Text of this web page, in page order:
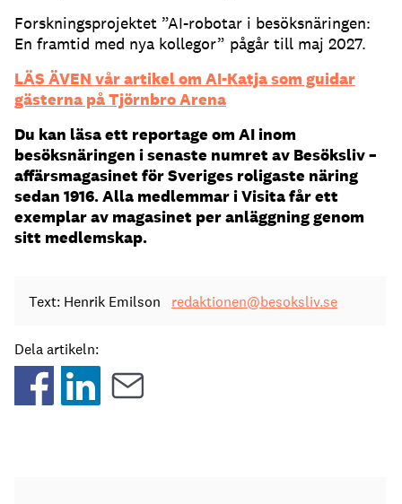
Forskningsprojektet ”AI-robotar i besöksnäringen:
En framtid med nya kollegor” pågår till maj 2027.
LÄS ÄVEN vår artikel om AI-Katja som guidar
gästerna på Tjörnbro Arena
Du kan läsa ett reportage om AI inom
besöksnäringen i senaste numret av Besöksliv –
affärsmagasinet för Sveriges roligaste näring
sedan 1916. Alla medlemmar i Visita får ett
exemplar av magasinet per anläggning genom
sitt medlemskap.
Text: Henrik Emilson redaktionen@besoksliv.se
Dela artikeln: